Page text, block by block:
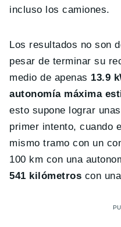
incluso los camiones.
Los resultados no son
pesar de terminar su
medio de apenas 13.9
autonomía máxima
esto supone lograr
primer intento, cuando
mismo tramo con un
100 km con una
541 kilómetros con